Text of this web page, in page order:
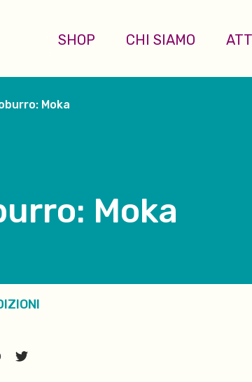
SHOP CHI SIAMO
Moka
Moka